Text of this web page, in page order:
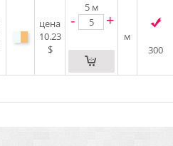
цена
10.23
$
5 м
- +
м
300